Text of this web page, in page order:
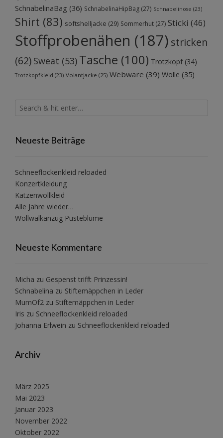
SchnabelinaBag (36) SchnabelinaHipBag (27) Schnabelinose (23)
Shirt (83) softshelljacke (29) Sommerhut (27) Sticki (46)
Stoffprobenähen (187) stricken
(62) Sweat (53) Tasche (100) Trotzkopf(34)
Trotzkopfkleid (23) Volantjacke (25) Webware (39) Wolle (35)
Neueste Beiträge
Schneeflockenkleid reloaded
Konzertkleidung
Katzenwollkleid
Alle Jahre wieder…
Wollwalkanzug Pusteblume
Neueste Kommentare
Micha zu Gespenst trifft Prinzessin!
Schnabelina zu Stiftemäppchen in Leder
MumOf2 zu Stiftemäppchen in Leder
Iris zu Schneeflockenkleid reloaded
Johanna Erlwein zu Schneeflockenkleid reloaded
Archiv
März 2025
Mai 2023
Januar 2023
November 2022
Oktober 2022